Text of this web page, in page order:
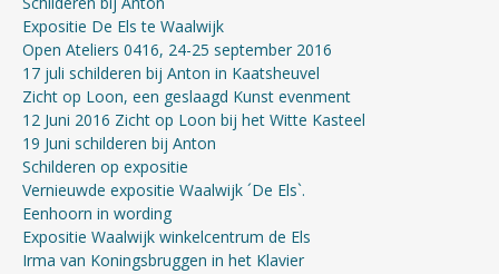
Expositie De Els te Waalwijk
Open Ateliers 0416, 24-25 september 2016
17 juli schilderen bij Anton in Kaatsheuvel
Zicht op Loon, een geslaagd Kunst evenment
12 Juni 2016 Zicht op Loon bij het Witte Kasteel
19 Juni schilderen bij Anton
Schilderen op expositie
Vernieuwde expositie Waalwijk ´De Els`.
Eenhoorn in wording
Expositie Waalwijk winkelcentrum de Els
Irma van Koningsbruggen in het Klavier